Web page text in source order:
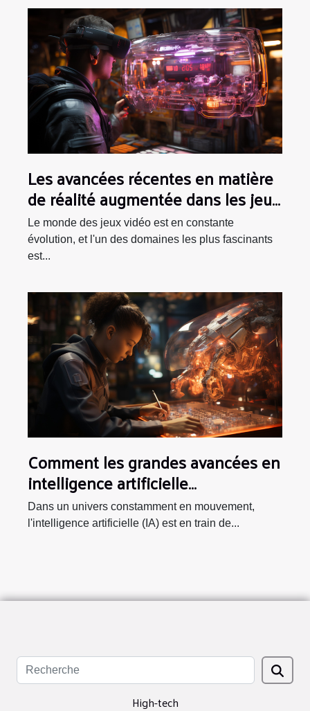
Les avancées récentes en matière
de réalité augmentée dans les jeux
vidéo
Le monde des jeux vidéo est en constante
évolution, et l'un des domaines les plus fascinants
est...
Comment les grandes avancées en
intelligence artificielle
transforment le secteur des jeux
vidéo
Dans un univers constamment en mouvement,
l'intelligence artificielle (IA) est en train de...
High-tech